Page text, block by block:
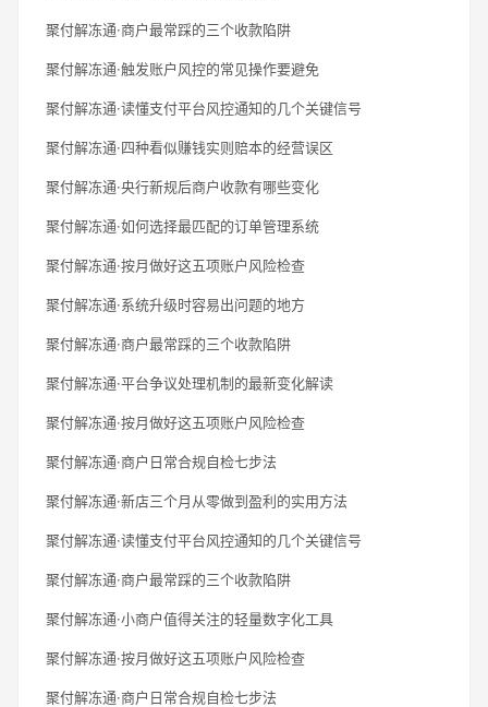
聚付解冻通·商户最常踩的三个收款陷阱
聚付解冻通·触发账户风控的常见操作要避免
聚付解冻通·读懂支付平台风控通知的几个关键信号
聚付解冻通·四种看似赚钱实则赔本的经营误区
聚付解冻通·央行新规后商户收款有哪些变化
聚付解冻通·如何选择最匹配的订单管理系统
聚付解冻通·按月做好这五项账户风险检查
聚付解冻通·系统升级时容易出问题的地方
聚付解冻通·商户最常踩的三个收款陷阱
聚付解冻通·平台争议处理机制的最新变化解读
聚付解冻通·按月做好这五项账户风险检查
聚付解冻通·商户日常合规自检七步法
聚付解冻通·新店三个月从零做到盈利的实用方法
聚付解冻通·读懂支付平台风控通知的几个关键信号
聚付解冻通·商户最常踩的三个收款陷阱
聚付解冻通·小商户值得关注的轻量数字化工具
聚付解冻通·按月做好这五项账户风险检查
聚付解冻通·商户日常合规自检七步法